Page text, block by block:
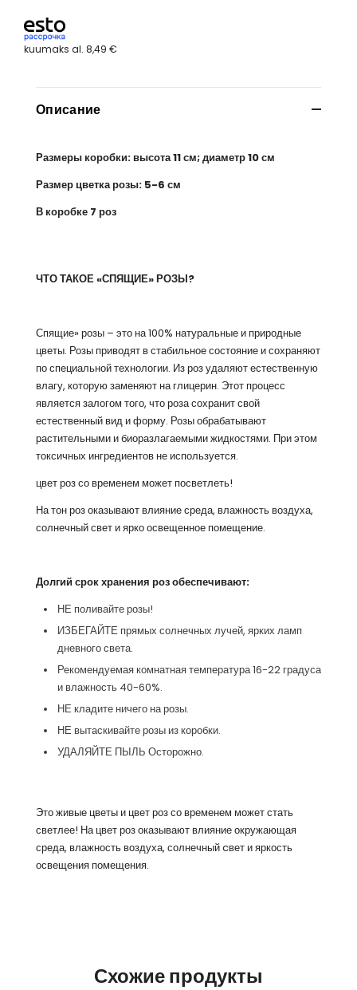
kuumaks al. 8,49 €
Описание
Размеры коробки: высота 11 см; диаметр 10 см
Размер цветка розы: 5-6 см
В коробке 7 роз
ЧТО ТАКОЕ «СПЯЩИЕ» РОЗЫ?
Спящие» розы – это на 100% натуральные и природные
цветы. Розы приводят в стабильное состояние и сохраняют
по специальной технологии. Из роз удаляют естественную
влагу, которую заменяют на глицерин. Этот процесс
является залогом того, что роза сохранит свой
естественный вид и форму. Розы обрабатывают
растительными и биоразлагаемыми жидкостями. При этом
токсичных ингредиентов не используется.
цвет роз со временем может посветлеть!
На тон роз оказывают влияние среда, влажность воздуха,
солнечный свет и ярко освещенное помещение.
Долгий срок хранения роз обеспечивают:
НЕ поливайте розы!
ИЗБЕГАЙТЕ прямых солнечных лучей, ярких ламп
дневного света.
Рекомендуемая комнатная температура 16-22 градуса
и влажность 40-60%.
НЕ кладите ничего на розы.
НЕ вытаскивайте розы из коробки.
УДАЛЯЙТЕ ПЫЛЬ Осторожно.
Это живые цветы и цвет роз со временем может стать
светлее! На цвет роз оказывают влияние окружающая
среда, влажность воздуха, солнечный cвет и яркость
освещения помещения.
Схожие продукты